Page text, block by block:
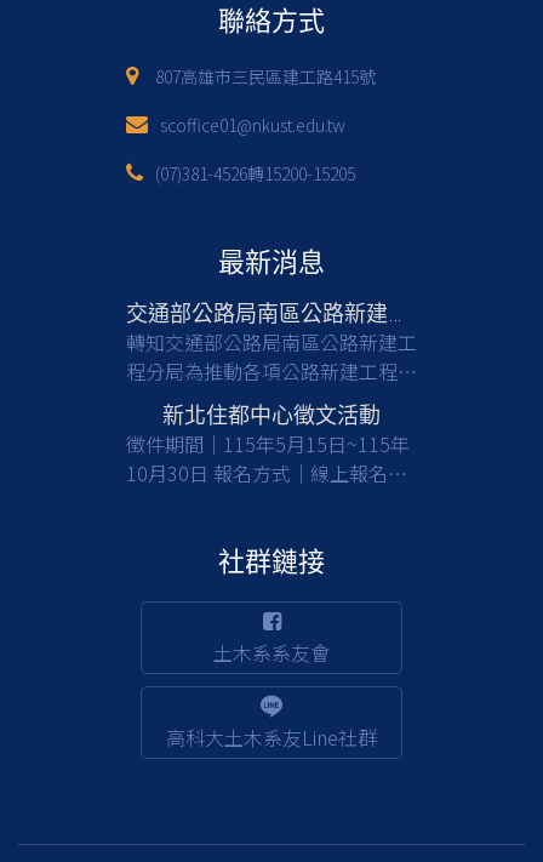
聯絡方式
807高雄市三民區建工路415號
scoffice01@nkust.edu.tw
(07)381-4526轉15200-15205
最新消息
轉知交通部公路局南區公路新建工
程分局為推動各項公路新建工程，
亟需具備土木工程等相關專業背景
之人才加入，共同提升公共工程品
質與建設效能，請有意從事公部門
工程建設工作之應屆畢業生及校友
(含相關職缺資訊)1份，請於截止
日前(115/8/17)，至行政院人事行
政總處事求人機關徵才系統
(https://web3.dgpa.gov.tw/want03front/AP/
)，在機關名稱輸入「交通部公路
局南區公路新建工程分局」，可查
詢職缺相關資訊並完成報名；該分
局約用職缺也將不定期刊登於該徵
話：(05)362-8111 分機256賴小
新北住都中心徵文活動
徵件期間｜115年5月15日~115年
10月30日 報名方式｜線上報名及
社群鏈接
土木系系友會
高科大土木系友Line社群